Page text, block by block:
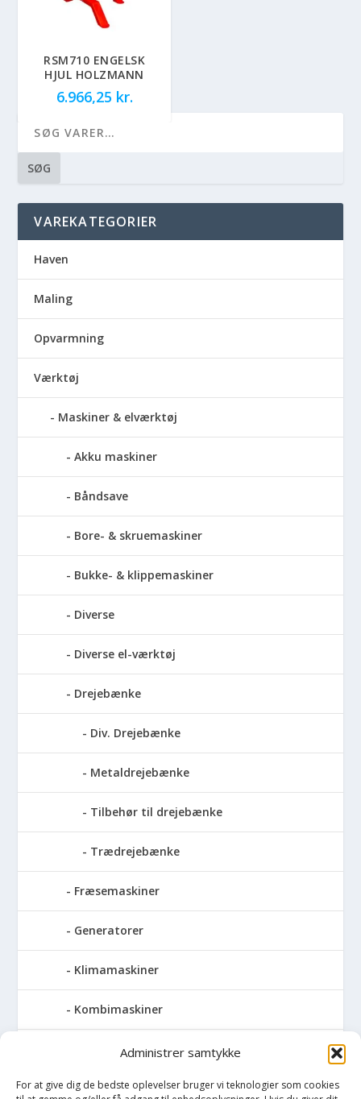
Administrer samtykke
For at give dig de bedste oplevelser bruger vi teknologier som cookies
RSM710 ENGELSK
HJUL HOLZMANN
6.966,25 kr.
SØG
VAREKATEGORIER
Haven
Maling
Opvarmning
Værktøj
Maskiner & elværktøj
Akku maskiner
Båndsave
Bore- & skruemaskiner
Bukke- & klippemaskiner
Diverse
Diverse el-værktøj
Drejebænke
Div. Drejebænke
Metaldrejebænke
Tilbehør til drejebænke
Trædrejebænke
Fræsemaskiner
Generatorer
Klimamaskiner
Kombimaskiner
Kompressor
Pressemaskiner